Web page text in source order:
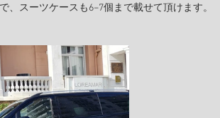
スーツケースも6−7個まで載せて頂けます。